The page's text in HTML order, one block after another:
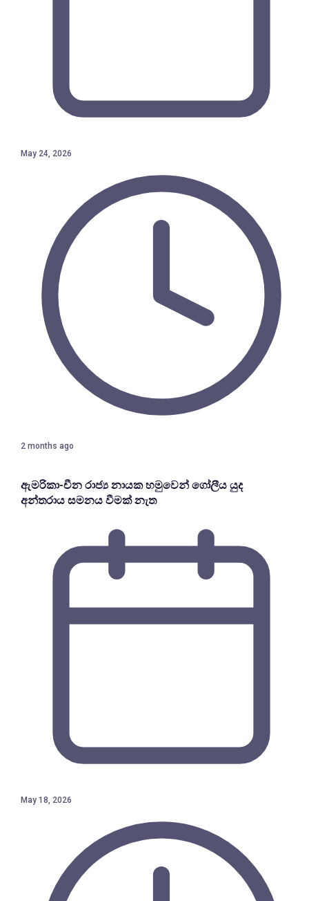
May 24, 2026
2 months ago
ඇමරිකා-චීන රාජ්‍ය නායක හමුවෙන් ගෝලීය යුද
අන්තරාය සමනය වීමක් නැත
May 18, 2026